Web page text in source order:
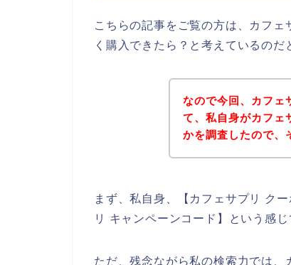
こちらの記事をご覧の方は、カフ
く購入できたら？と考えているのだ
なので今回、カフェ
て、私自身がカフェ
かを調査したので、
まず、私自身、【カフェサプリ ク
リ キャンペーンコード】という感
ただ、残念ながら私の検索力では